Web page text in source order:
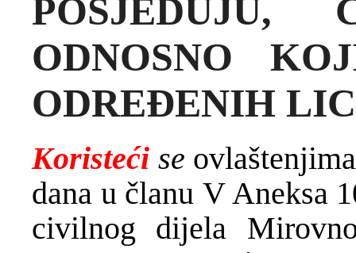
ODNOSNO
ODREĐENIH
Koristeći se
dana u članu V Aneksa
civilnog dijela